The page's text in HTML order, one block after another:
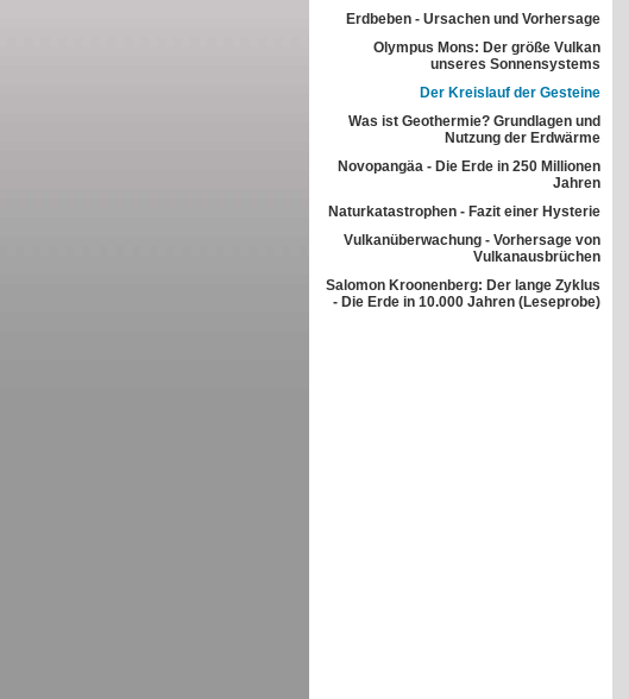
Erdbeben - Ursachen und Vorhersage
Olympus Mons: Der größe Vulkan
unseres Sonnensystems
Der Kreislauf der Gesteine
Was ist Geothermie? Grundlagen und
Nutzung der Erdwärme
Novopangäa - Die Erde in 250 Millionen
Jahren
Naturkatastrophen - Fazit einer Hysterie
Vulkanüberwachung - Vorhersage von
Vulkanausbrüchen
Salomon Kroonenberg: Der lange Zyklus
- Die Erde in 10.000 Jahren (Leseprobe)